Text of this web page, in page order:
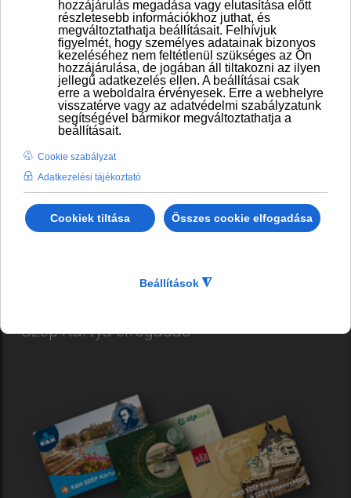
Bankkártya elfogadás
Szép Kártya elfogadás